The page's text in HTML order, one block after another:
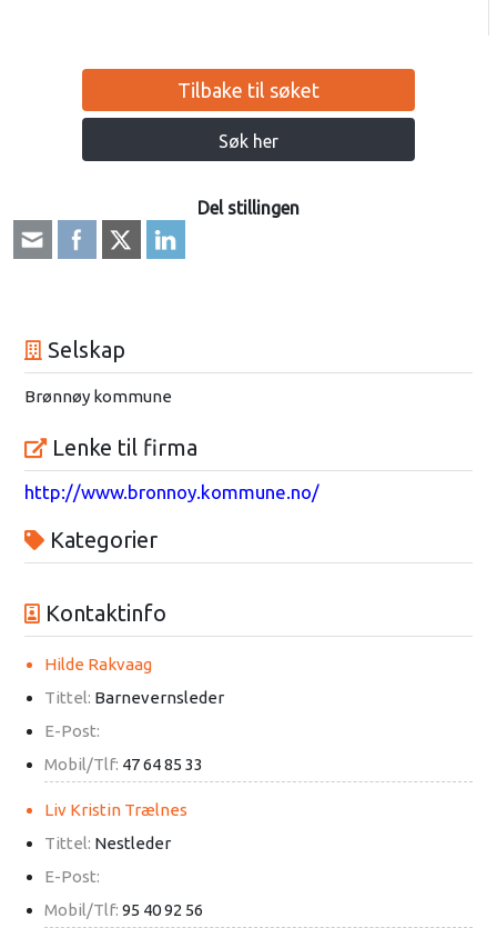
Tilbake til søket
Søk her
Del stillingen
Selskap
Brønnøy kommune
Lenke til firma
http://www.bronnoy.kommune.no/
Kategorier
Kontaktinfo
Hilde Rakvaag
Tittel: Barnevernsleder
E-Post:
Mobil/Tlf: 47 64 85 33
Liv Kristin Trælnes
Tittel: Nestleder
E-Post:
Mobil/Tlf: 95 40 92 56